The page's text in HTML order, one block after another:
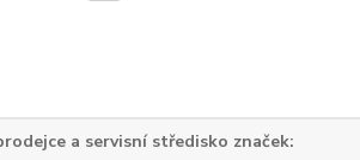
a servisní středisko značek: